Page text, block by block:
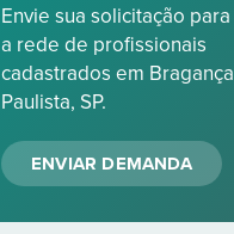
Envie sua solicitação para
a rede de profissionais
cadastrados em Bragança
Paulista, SP.
ENVIAR DEMANDA